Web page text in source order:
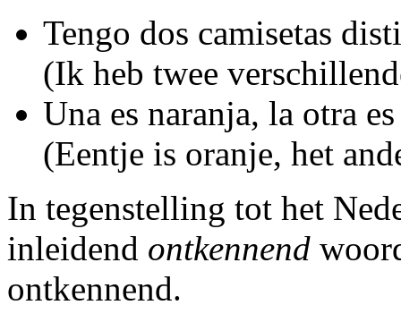
Tengo dos camisetas
(Ik heb twee
Una es naranja, la otra
(Eentje is oranje, het
In tegenstelling tot het
inleidend ontkennend
ontkennend.